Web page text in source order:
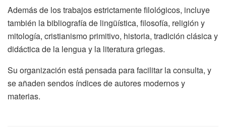
Además de los trabajos estrictamente filológicos, incluye
también la bibliografía de lingüística, filosofía, religión y
mitología, cristianismo primitivo, historia, tradición clásica y
didáctica de la lengua y la literatura griegas.
Su organización está pensada para facilitar la consulta, y
se añaden sendos índices de autores modernos y
materias.